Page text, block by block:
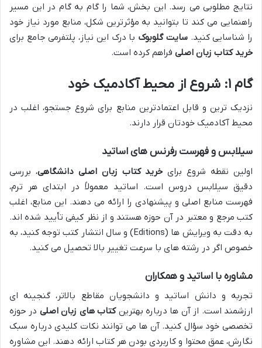
نتایج مطلوبی می رسد. این بخش، شما را گام به گام در این مسیر
راهنمایی می کند تا بتوانید به مؤثرترین شکل، منابع مورد نیاز خود
را شناسایی کنید.سایت گلوبوک با درک این نیاز، پلتفرمی جامع برای
خرید کتاب زبان اصلی فراهم کرده است.
گام ۱: شروع از محیط آکادمیک خود
نزدیک ترین و قابل اعتمادترین منابع برای شروع جستجو، اغلب در
محیط آکادمیک خودتان قرار دارند.
سیلابس و فهرست رفرنس های اساتید
اولین نقطه شروع برای خرید کتاب زبان اصلی دانشگاهی، بررسی
دقیق سیلابس دروس است. اساتید معمولاً در ابتدای هر ترم،
فهرست منابع اصلی و پیشنهادی را ارائه می دهند. این منابع، اغلب
کتب مرجع و معتبر در آن حوزه هستند و از نظر کیفی تأیید شده اند.
به دقت به ویرایش ها (Editions) و سال انتشار کتب توجه کنید، به
خصوص اگر در رشته های با سرعت تغییر بالا تحصیل می کنید.
مشاوره با اساتید و همکاران
تجربه و دانش اساتید و دانشجویان مقاطع بالاتر، گنجینه ای
ارزشمند است. از آن ها درباره بهترینکتاب های زبان اصلی در حوزه
تخصصی خود سؤال کنید. آن ها می توانند نکات کلیدی درباره سبک
نگارش، عمق محتوا و کاربردی بودن هر کتاب ارائه دهند. این مشاوره